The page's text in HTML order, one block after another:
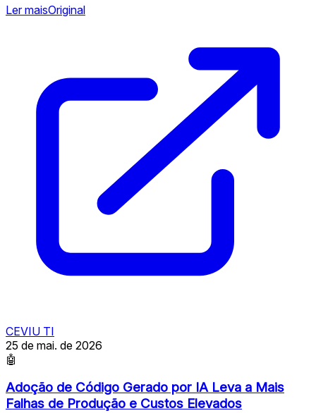
Ler maisOriginal
CEVIU TI
25 de mai. de 2026
🤖
Adoção de Código Gerado por IA Leva a Mais
Falhas de Produção e Custos Elevados